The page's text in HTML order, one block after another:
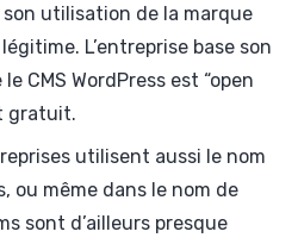
son utilisation de la marque
L’entreprise base son
CMS WordPress est “open
gratuit.
utilisent aussi le nom
ou même dans le nom de
sont d’ailleurs presque